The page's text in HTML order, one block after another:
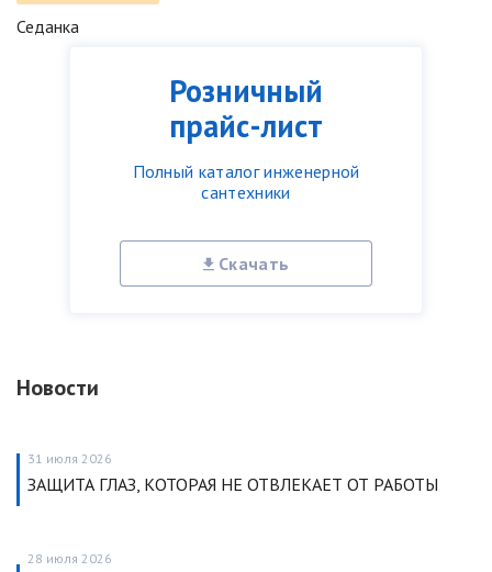
Розничный
прайс-лист
Полный каталог инженерной
сантехники
Скачать
Новости
31 июля 2026
ЗАЩИТА ГЛАЗ, КОТОРАЯ НЕ ОТВЛЕКАЕТ ОТ РАБОТЫ
28 июля 2026
Седанка